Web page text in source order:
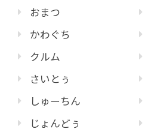
おまつ
かわぐち
クルム
さいとぅ
しゅーちん
じょんどぅ